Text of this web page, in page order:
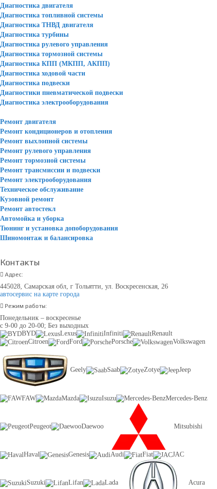
Диагностика двигателя
Диагностика топливной системы
Диагностика ТНВД двигателя
Диагностика турбины
Диагностика рулевого управления
Диагностика тормозной системы
Диагностика КПП (МКПП, АКПП)
Диагностика ходовой части
Диагностика подвески
Диагностики пневматической подвески
Диагностика электрооборудования
Ремонт двигателя
Ремонт кондиционеров и отопления
Ремонт выхлопной системы
Ремонт рулевого управления
Ремонт тормозной системы
Ремонт трансмиссии и подвески
Ремонт электрооборудования
Техническое обслуживание
Кузовной ремонт
Ремонт автостекл
Автомойка и уборка
Тюнинг и установка допоборудования
Шиномонтаж и балансировка
Контакты
Адрес:
445028, Самарская обл, г Тольятти, ул. Воскресенская, 26
автосервис на карте города
Режим работы:
Понедельник – воскресенье
с 9-00 до 20-00; Без выходных
BYD
Lexus Infiniti
Renault
Citroen
Ford Porsche Volkswagen
Geely Saab Zotye Jeep
FAW Mazda Isuzu Mercedes-Benz
Peugeot Daewoo Mitsubishi
Haval Genesis Audi Fiat JAC
Suzuki Lifan Lada Acura